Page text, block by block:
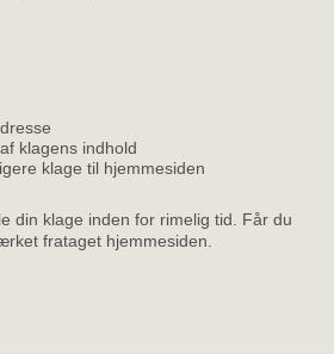
klagens indhold
klage til hjemmesiden
din klage inden for rimelig tid. Får du
frataget hjemmesiden.